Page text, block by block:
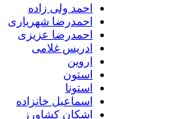
احمد ولی زاده
احمدرضا شهریاری
احمدرضا عزیزی
ادریس غلامی
اروین
استون
استونا
اسماعیل خانزاده
اشکان کشاورز